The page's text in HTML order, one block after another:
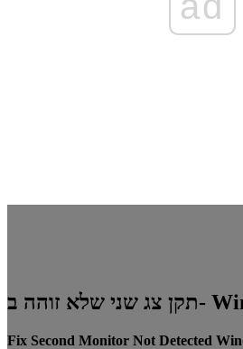
Fix Second Monitor Not Detected